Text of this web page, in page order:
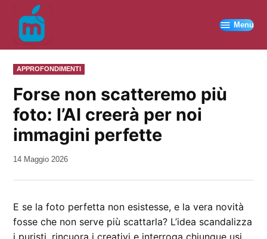
contenuto
Menu
PUBBLICATO
IN
APPROFONDIMENTI
Forse non scatteremo più
foto: l’AI creerà per noi
immagini perfette
da
14 Maggio 2026
E se la foto perfetta non esistesse, e la vera novità
fosse che non serve più scattarla? L’idea scandalizza